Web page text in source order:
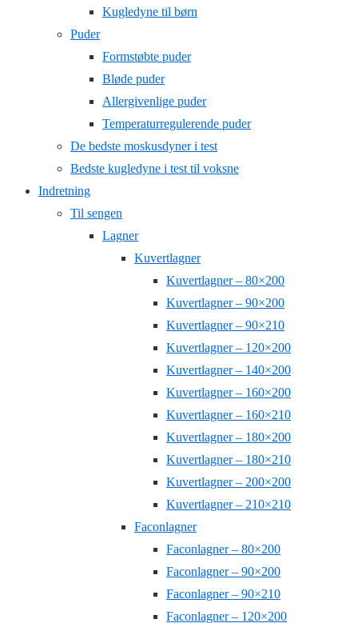
Kugledyne til børn
Puder
Formstøbte puder
Bløde puder
Allergivenlige puder
Temperaturregulerende puder
De bedste moskusdyner i test
Bedste kugledyne i test til voksne
Indretning
Til sengen
Lagner
Kuvertlagner
Kuvertlagner – 80×200
Kuvertlagner – 90×200
Kuvertlagner – 90×210
Kuvertlagner – 120×200
Kuvertlagner – 140×200
Kuvertlagner – 160×200
Kuvertlagner – 160×210
Kuvertlagner – 180×200
Kuvertlagner – 180×210
Kuvertlagner – 200×200
Kuvertlagner – 210×210
Faconlagner
Faconlagner – 80×200
Faconlagner – 90×200
Faconlagner – 90×210
Faconlagner – 120×200